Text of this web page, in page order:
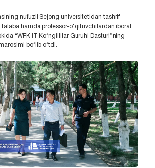
nufuzli Sejong universitetidan tashrif
talaba hamda professor-o‘qituvchilardan iborat
“WFK IT Ko‘ngillilar Guruhi Dasturi”ning
bo‘lib o‘tdi.